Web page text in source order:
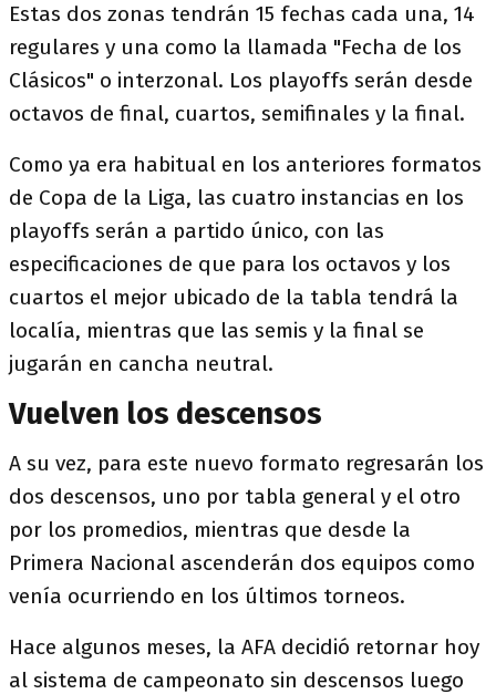
Estas dos zonas tendrán 15 fechas cada una, 14
regulares y una como la llamada "Fecha de los
Clásicos" o interzonal. Los playoffs serán desde
octavos de final, cuartos, semifinales y la final.
Como ya era habitual en los anteriores formatos
de Copa de la Liga, las cuatro instancias en los
playoffs serán a partido único, con las
especificaciones de que para los octavos y los
cuartos el mejor ubicado de la tabla tendrá la
localía, mientras que las semis y la final se
jugarán en cancha neutral.
Vuelven los descensos
A su vez, para este nuevo formato regresarán los
dos descensos, uno por tabla general y el otro
por los promedios, mientras que desde la
Primera Nacional ascenderán dos equipos como
venía ocurriendo en los últimos torneos.
Hace algunos meses, la AFA decidió retornar hoy
al sistema de campeonato sin descensos luego